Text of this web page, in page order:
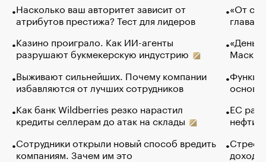
Насколько ваш авторитет зависит от
атрибутов престижа? Тест для лидеров
Казино проиграло. Как ИИ-агенты
разрушают букмекерскую индустрию
Выживают сильнейших. Почему компании
избавляются от лучших сотрудников
Как банк Wildberries резко нарастил
кредиты селлерам до атак на склады
Сотрудники открыли новый способ вредить
компаниям. Зачем им это
«От
глава
Маск в
основ
ЕС
нефти